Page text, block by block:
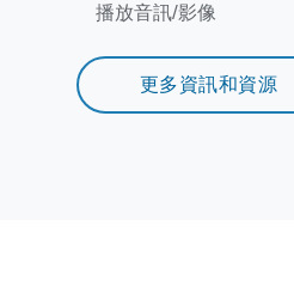
播放音訊/影像
更多資訊和資源